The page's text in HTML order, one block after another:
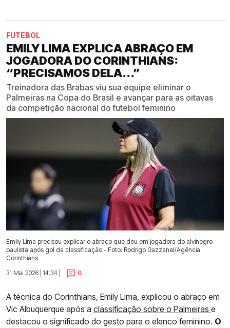
FUTEBOL
EMILY LIMA EXPLICA ABRAÇO EM
JOGADORA DO CORINTHIANS:
“PRECISAMOS DELA...”
Treinadora das Brabas viu sua equipe eliminar o
Palmeiras na Copa do Brasil e avançar para as oitavas
da competição nacional do futebol feminino
Emily Lima precisou explicar o abraço que deu em jogadora do alvinegro
paulista após gol da classificação - Foto: Rodrigo Gazzanel/Agência
Corinthians
31 Mai 2026 | 14:34 |
0
A técnica do Corinthians, Emily Lima, explicou o abraço em
Vic Albuquerque após a classificação sobre o Palmeiras e
destacou o significado do gesto para o elenco feminino. O